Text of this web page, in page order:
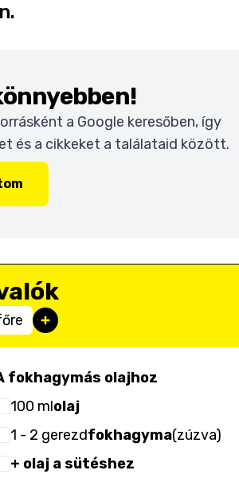
a Google keresőben, így
és a cikkeket a találataid között.
fokhagymás olajhoz
100 mlolaj
1 - 2 gerezdfokhagyma(zúzva)
+ olaj a sütéshez